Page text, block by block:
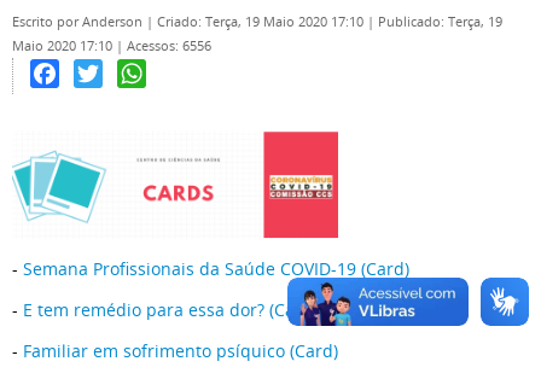
Escrito porAnderson | Criado: Terça, 19 Maio 2020 17:10 | Publicado: Terça, 19
Maio 2020 17:10 | Acessos: 6556
- Semana Profissionais da Saúde COVID-19 (Card)
- E tem remédio para essa dor? (Card)
- Familiar em sofrimento psíquico (Card)